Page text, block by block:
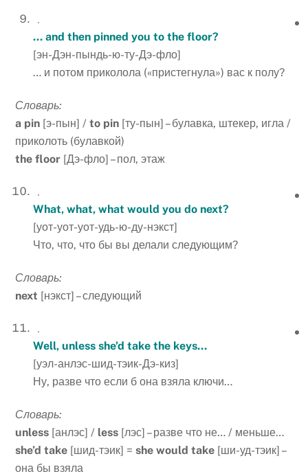
… and then pinned you to the floor?
[эн-Дэн-пындь-ю-ту-Дэ-фло]
… и потом приколола («пристегнула») вас к полу?
Словарь:
a pin [э-пын] /to pin [ту-пын] – булавка, штекер, игла /
приколоть (булавкой)
the floor [Дэ-фло] – пол, этаж
What, what, what would you do next?
[уот-уот-уот-удь-ю-ду-нэкст]
Что, что, что бы вы делали следующим?
Словарь:
next [нэкст] – следующий
Well, unless she’d take the keys…
[уэл-анлэс-шид-тэик-Дэ-киз]
Ну, разве что если б она взяла ключи…
Словарь:
unless [анлэс] / less [лэс] – разве что не… / меньше…
she’d take [шид-тэик] =she would take [ши-уд-тэик] –
она бы взяла